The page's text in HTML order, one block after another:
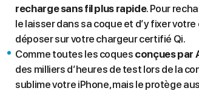
recharge sans fil plus rapide. Pour
le laisser dans sa coque et d’y fixer votre
déposer sur votre chargeur certifié Qi.
Comme toutes les coques conçues par
des milliers d’heures de test lors de la
sublime votre iPhone, mais le protège